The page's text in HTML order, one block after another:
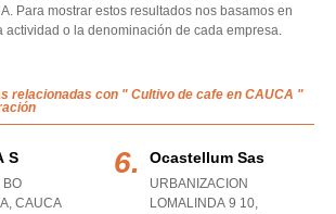
Para mostrar estos resultados nos basamos en
actividad o la denominación de cada empresa.
relacionadas con " Cultivo de cafe en CAUCA "
S
BO
, CAUCA
Ocastellum Sas
URBANIZACION
LOMALINDA 9 10,